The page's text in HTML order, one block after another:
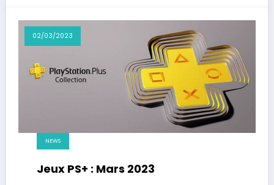
02/03/2023
NEWS
Jeux PS+ : Mars 2023